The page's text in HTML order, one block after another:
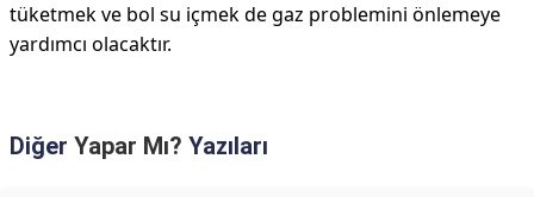
tüketmek ve bol su içmek de gaz problemini önlemeye
yardımcı olacaktır.
Diğer Yapar Mı? Yazıları